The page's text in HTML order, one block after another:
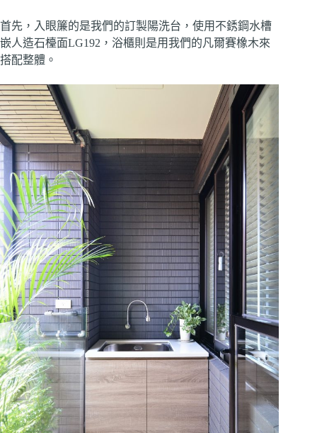
首先，入眼簾的是我們的訂製陽洗台，使用不銹鋼水槽
嵌人造石檯面LG192，浴櫃則是用我們的凡爾賽橡木來
搭配整體。